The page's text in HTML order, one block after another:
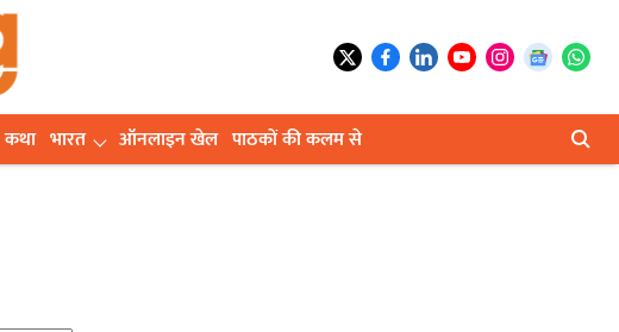
कथा भारत ऑनलाइन खेल पाठकों की कलम से